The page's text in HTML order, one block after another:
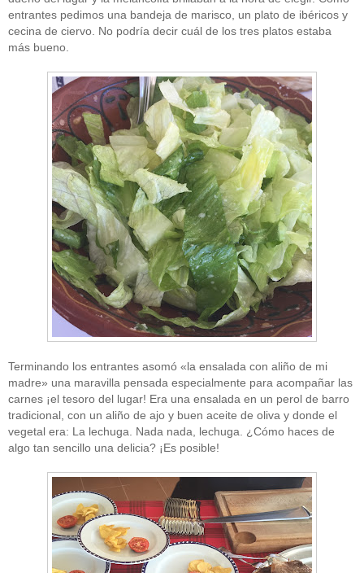
entrantes pedimos una bandeja de marisco, un plato de ibéricos y
cecina de ciervo. No podría decir cuál de los tres platos estaba
más bueno.
Terminando los entrantes asomó «la ensalada con aliño de mi
madre» una maravilla pensada especialmente para acompañar las
carnes ¡el tesoro del lugar! Era una ensalada en un perol de barro
tradicional, con un aliño de ajo y buen aceite de oliva y donde el
vegetal era: La lechuga. Nada nada, lechuga. ¿Cómo haces de
algo tan sencillo una delicia? ¡Es posible!